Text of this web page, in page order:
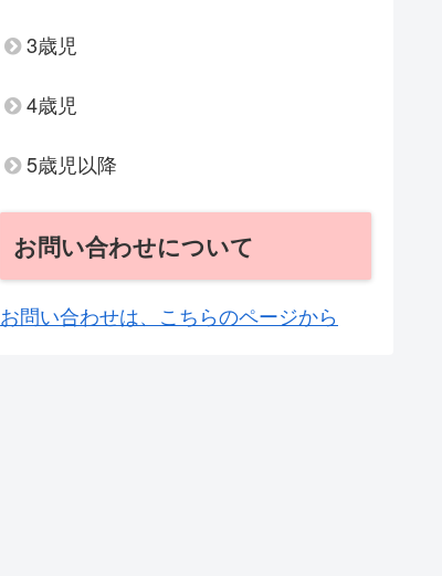
3歳児
4歳児
5歳児以降
お問い合わせについて
お問い合わせは、こちらのページから